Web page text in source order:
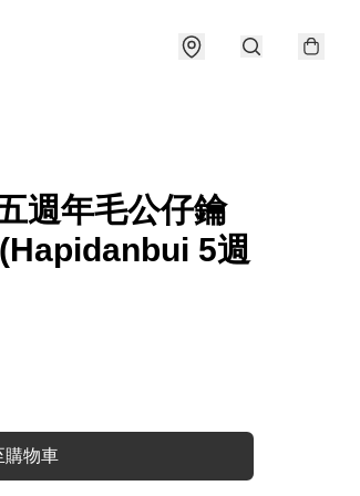
週年毛公仔鑰
5週
購物車